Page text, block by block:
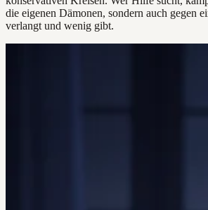
die eigenen Dämonen, sondern auch gegen
verlangt und wenig gibt.